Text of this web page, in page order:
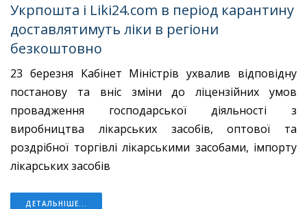
Укрпошта і Liki24.com в період карантину
доставлятимуть ліки в регіони
безкоштовно
23 березня Кабінет Міністрів ухвалив відповідну
постанову та вніс зміни до ліцензійних умов
провадження господарської діяльності з
виробництва лікарських засобів, оптової та
роздрібної торгівлі лікарськими засобами, імпорту
лікарських засобів
ДЕТАЛЬНІШЕ...